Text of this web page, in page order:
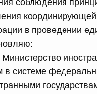
в проведении
Министерство
в системе
июля, пятница
Федерации от
процентной ставки
Российской Федерации